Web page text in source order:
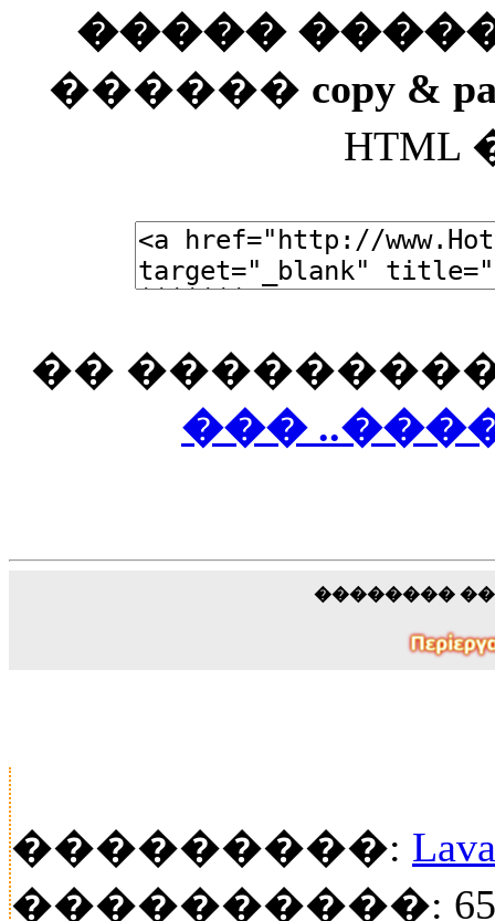
�����
������ copy &
��
���
��������
���������:
����������: